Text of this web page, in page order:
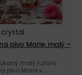
pivo Marie, malý –
malý ružový
pivo Marie v